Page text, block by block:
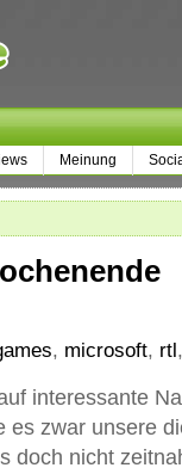
Meinung
, microsoft, rtl
interessante
es zwar unsere
doch nicht